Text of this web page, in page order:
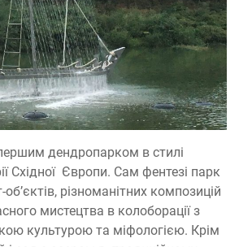
дендропарком в стилі
Східної Європи. Сам фентезі парк
різноманітних композицій
мистецтва в колоборації з
культурою та міфологією. Крім